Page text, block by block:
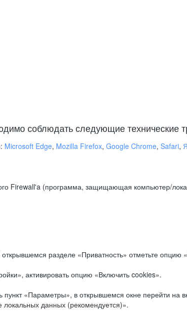
соблюдать следующие технические
Microsoft Edge, Mozilla Firefox, Google Chrome, Safari,
Firewall'a (программа, защищающая компьютер/
разделе «Приватность» отметьте опцию
активировать опцию «Включить cookies».
«Параметры», в открывшемся окне перейти на
локальных данных (рекомендуется)».